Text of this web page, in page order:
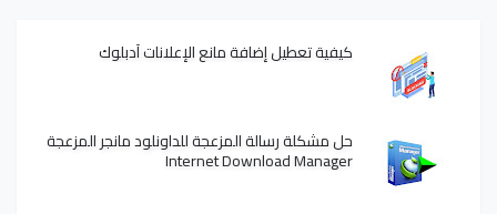
كيفية تعطيل إضافة مانع الإعلانات آدبلوك
حل مشكلة رسالة المزعجة للداونلود مانجر المزعجة
Internet Download Manager